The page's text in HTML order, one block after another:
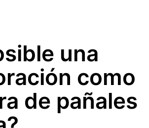
una
como
de pañales